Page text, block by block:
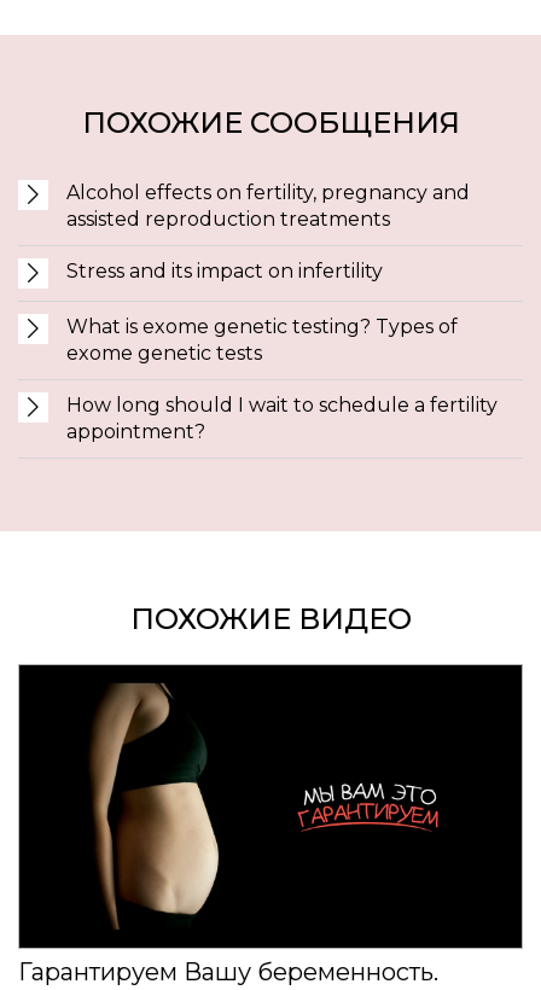
ПОХОЖИЕ СООБЩЕНИЯ
Alcohol effects on fertility, pregnancy and
assisted reproduction treatments
Stress and its impact on infertility
What is exome genetic testing? Types of
exome genetic tests
How long should I wait to schedule a fertility
appointment?
ПОХОЖИЕ ВИДЕО
Гарантируем Вашу беременность.